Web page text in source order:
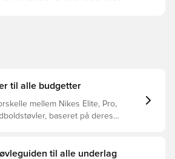
til alle budgetter
mellem Nikes Elite, Pro,
baseret på deres
til alle underlag